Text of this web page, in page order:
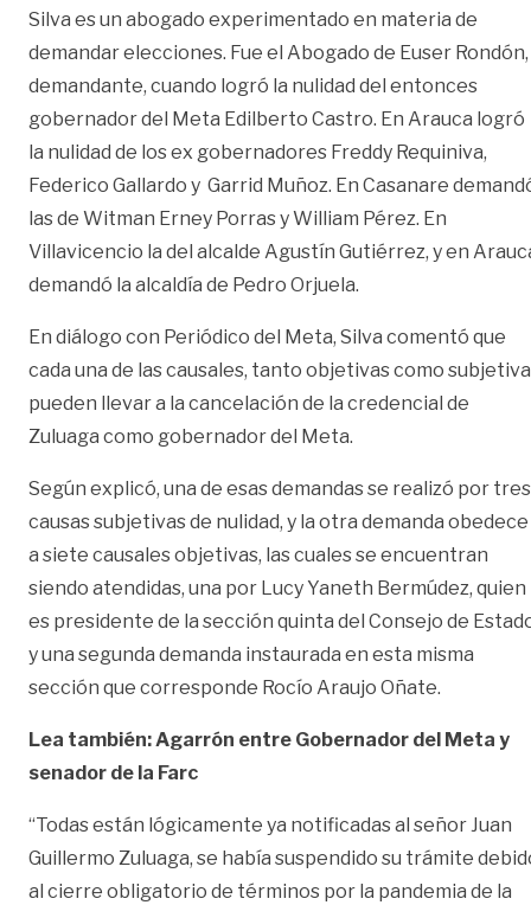
Silva es un abogado experimentado en materia de
demandar elecciones. Fue el Abogado de Euser Rondón,
demandante, cuando logró la nulidad del entonces
gobernador del Meta Edilberto Castro. En Arauca logró
la nulidad de los ex gobernadores Freddy Requiniva,
Federico Gallardo y Garrid Muñoz. En Casanare
las de Witman Erney Porras y William Pérez. En
Villavicencio la del alcalde Agustín Gutiérrez, y en
demandó la alcaldía de Pedro Orjuela.
En diálogo con Periódico del Meta, Silva comentó que
cada una de las causales, tanto objetivas como
pueden llevar a la cancelación de la credencial de
Zuluaga como gobernador del Meta.
Según explicó, una de esas demandas se realizó por tres
causas subjetivas de nulidad, y la otra demanda obedece
a siete causales objetivas, las cuales se encuentran
siendo atendidas, una por Lucy Yaneth Bermúdez, quien
es presidente de la sección quinta del Consejo de
y una segunda demanda instaurada en esta misma
sección que corresponde Rocío Araujo Oñate.
Lea también: Agarrón entre Gobernador del Meta y
senador de la Farc
“Todas están lógicamente ya notificadas al señor Juan
Guillermo Zuluaga, se había suspendido su trámite
al cierre obligatorio de términos por la pandemia de la